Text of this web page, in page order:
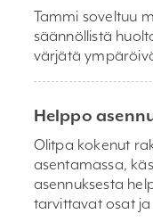
Tammi soveltuu
säännöllistä
värjätä
Helppo
Olitpa kokenut
asentamassa,
asennuksesta
tarvittavat osat ja